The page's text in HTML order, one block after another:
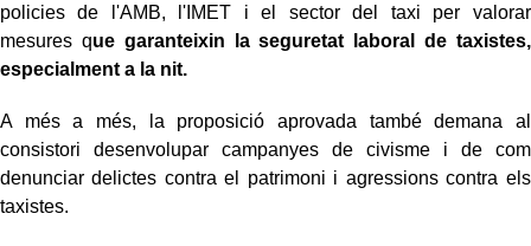
policies de l'AMB, l'IMET i el sector del taxi per valorar
mesures que garanteixin la seguretat laboral de taxistes,
especialment a la nit.
A més a més, la proposició aprovada també demana al
consistori desenvolupar campanyes de civisme i de com
denunciar delictes contra el patrimoni i agressions contra els
taxistes.